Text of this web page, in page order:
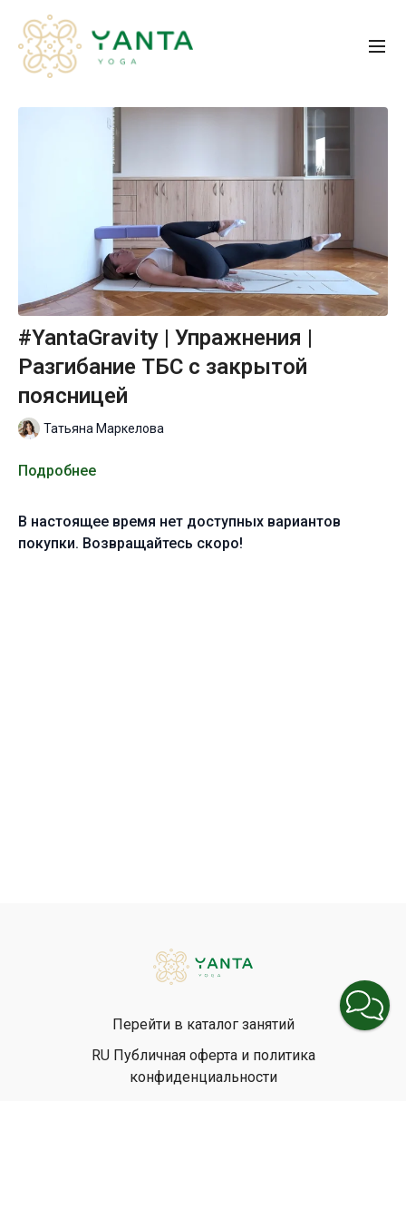
#YantaGravity | Упражнения |
Разгибание ТБС с закрытой
поясницей
Татьяна Маркелова
Подробнее
В настоящее время нет доступных вариантов
покупки. Возвращайтесь скоро!
Перейти в каталог занятий
RU Публичная оферта и политика
конфиденциальности